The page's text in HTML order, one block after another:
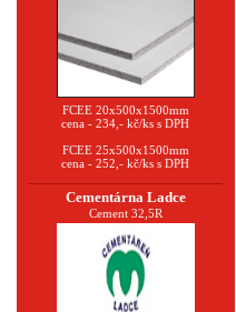
FCEE 20x500x1500mm
cena - 234,- kč/ks s DPH
FCEE 25x500x1500mm
cena - 252,- kč/ks s DPH
Cementárna Ladce
Cement 32,5R